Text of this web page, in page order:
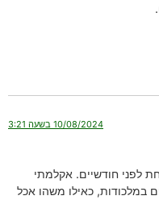
10/08/2024 בשעה 3:21
לפני חודשיים. אקלמתי
במלכודות, כאילו משהו אכל